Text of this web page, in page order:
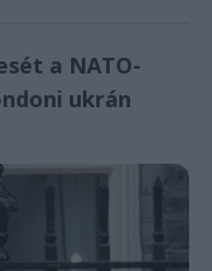
a NATO-
ukrán